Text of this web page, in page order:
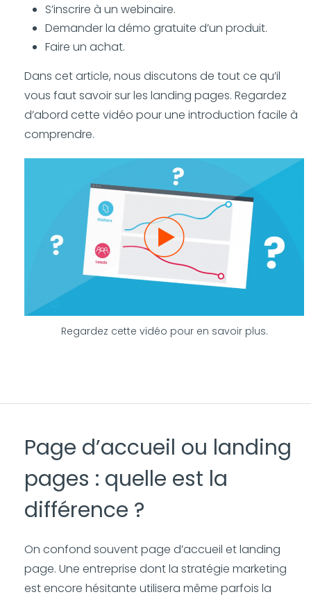
S’inscrire à un webinaire.
Demander la démo gratuite d’un produit.
Faire un achat.
Dans cet article, nous discutons de tout ce qu’il
vous faut savoir sur les landing pages. Regardez
d’abord cette vidéo pour une introduction facile à
comprendre.
Regardez cette vidéo pour en savoir plus.
Page d’accueil ou landing
pages : quelle est la
différence ?
On confond souvent page d’accueil et landing
page. Une entreprise dont la stratégie marketing
est encore hésitante utilisera même parfois la